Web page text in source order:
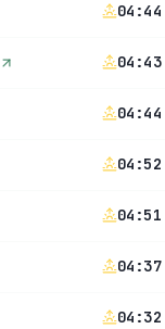
04:44
04:43
04:44
04:52
04:51
04:37
04:32